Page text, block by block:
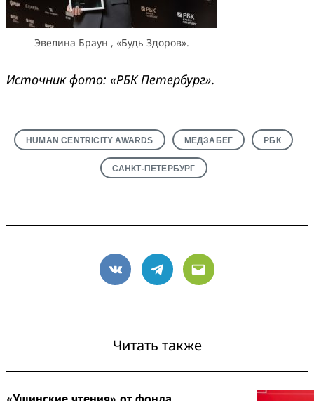
Эвелина Браун , «Будь Здоров».
Источник фото: «РБК Петербург».
HUMAN CENTRICITY AWARDS МЕДЗАБЕГ РБК
САНКТ-ПЕТЕРБУРГ
VK Telegram
Email
Читать также